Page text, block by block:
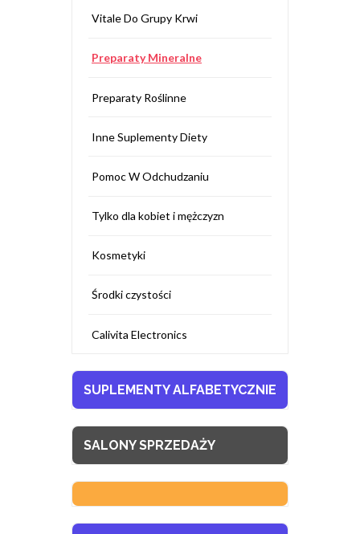
Vitale Do Grupy Krwi
Preparaty Mineralne
Preparaty Roślinne
Inne Suplementy Diety
Pomoc W Odchudzaniu
Tylko dla kobiet i mężczyzn
Kosmetyki
Środki czystości
Calivita Electronics
SUPLEMENTY ALFABETYCZNIE
SALONY SPRZEDAŻY